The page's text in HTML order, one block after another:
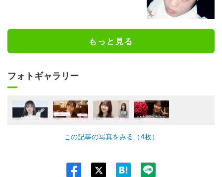
もっと見る
フォトギャラリー
この記事の写真をみる（4枚）